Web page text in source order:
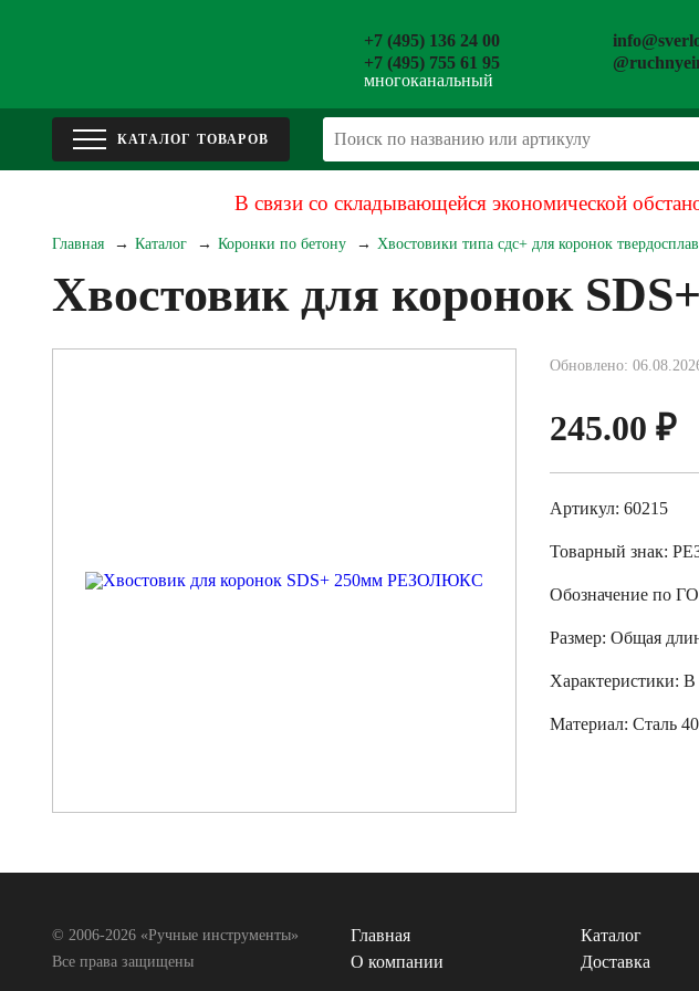
+7 (495) 136 24 00
+7 (495) 755 61 95
многоканальный
В связи со складывающейся экономической
Главная Каталог Коронки по бетону Хвостовики типа сдс+ для коронок
Хвостовик для коронок
Обновлено:
245.00 ₽
Артикул: 60215
Товарный знак:
Обозначение по
Размер: Общая
Характеристики: В
Материал: Сталь
© 2006-2026 «Ручные инструменты»
Все права защищены
Главная Каталог
О компании
Доставка